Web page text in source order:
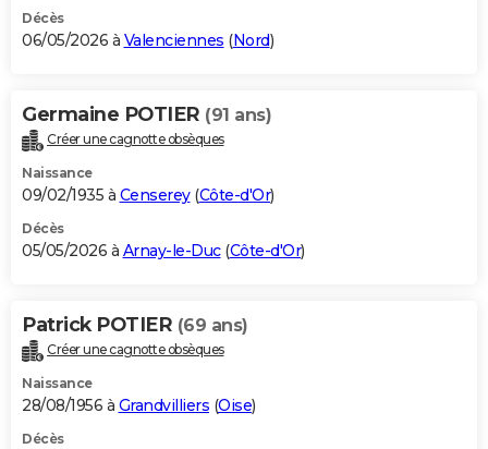
Décès
06/05/2026 à Valenciennes (Nord)
Germaine POTIER (91 ans)
Créer une cagnotte obsèques
Naissance
09/02/1935 à Censerey(Côte-d'Or)
Décès
05/05/2026 à Arnay-le-Duc(Côte-d'Or)
Patrick POTIER (69 ans)
Créer une cagnotte obsèques
Naissance
28/08/1956 à Grandvilliers (Oise)
Décès